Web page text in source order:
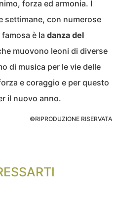
forza ed armonia. I
settimane, con numerose
è la danza del
muovono leoni di diverse
di musica per le vie delle
e coraggio e per questo
il nuovo anno.
©RIPRODUZIONE RISERVATA